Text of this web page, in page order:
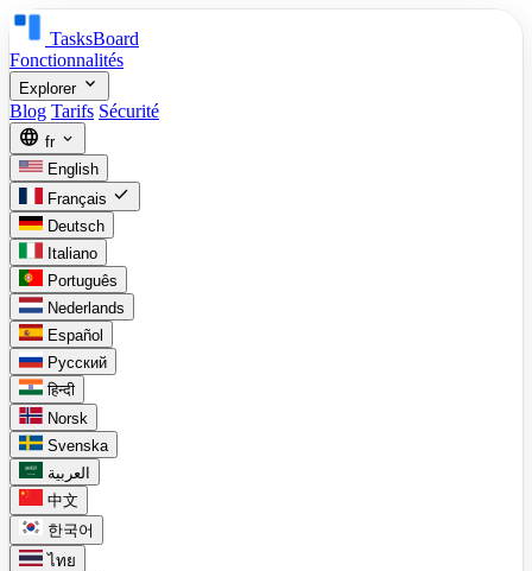
TasksBoard
Fonctionnalités
Explorer expand_more
Blog Tarifs Sécurité
language fr expand_more
English
Français check
Deutsch
Italiano
Português
Nederlands
Español
Русский
हिन्दी
Norsk
Svenska
العربية
中文
한국어
ไทย